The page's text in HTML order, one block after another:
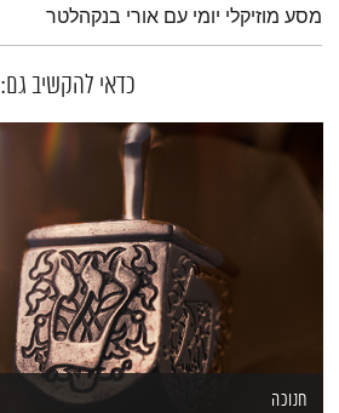
תמצית הפודקאסט
מסע מוזיקלי יומי עם אורי בנקהלטר
כדאי להקשיב גם:
חנוכה